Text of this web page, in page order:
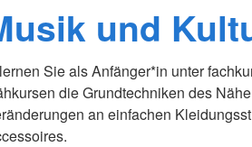
und
Sie als Anfänger*in unter
die Grundtechniken des
an einfachen